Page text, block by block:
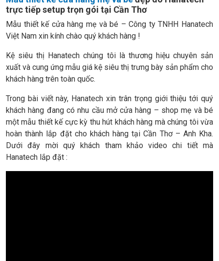
trực tiếp setup trọn gói tại Cần Thơ
Mẫu thiết kế cửa hàng mẹ và bé – Công ty TNHH Hanatech
Việt Nam xin kính chào quý khách hàng !
Kệ siêu thị Hanatech chúng tôi là thương hiệu chuyên sản
xuất và cung ứng mẫu giá kệ siêu thị trưng bày sản phẩm cho
khách hàng trên toàn quốc.
Trong bài viết này, Hanatech xin trân trọng giới thiệu tới quý
khách hàng đang có nhu cầu mở cửa hàng – shop mẹ và bé
một mẫu thiết kế cực kỳ thu hút khách hàng mà chúng tôi vừa
hoàn thành lắp đặt cho khách hàng tại Cần Thơ – Anh Kha.
Dưới đây mời quý khách tham khảo video chi tiết mà
Hanatech lắp đặt :